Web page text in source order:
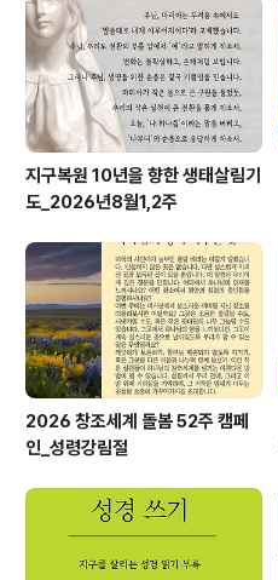
지구복원 10년을 향한 생태살림기
도_2026년8월1,2주
2026 창조세계 돌봄 52주 캠페
인_성령강림절